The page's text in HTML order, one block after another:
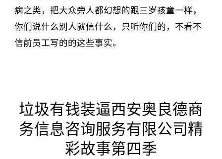
病之类，把大众旁人都幻想的跟三岁孩童一样，
你们说什么别人就信什么，只听你们的，不看不
信前员工写的的这些事实。
垃圾有钱装逼西安奥良德商
务信息咨询服务有限公司精
彩故事第四季